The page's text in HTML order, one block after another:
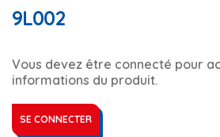
9L002
Vous devez être connecté pour
informations du produit.
SE CONNECTER